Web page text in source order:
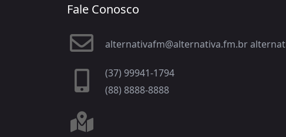
Fale Conosco
alternativafm@alternativa.fm.br
(37) 99941-1794
(88) 8888-8888